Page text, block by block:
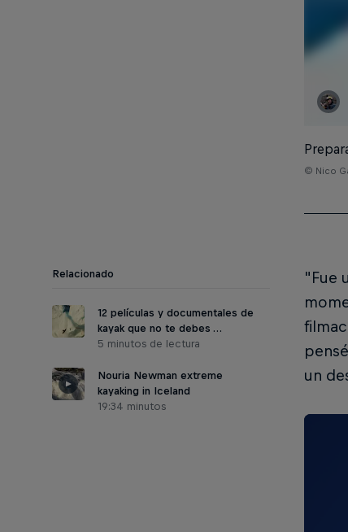
© Nico
Relacionado
12 películas y documentales de
kayak que no te debes …
5 minutos de lectura
Nouria Newman extreme
kayaking in Iceland
19:34 minutos
"Fue
un